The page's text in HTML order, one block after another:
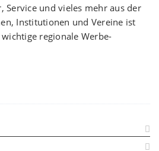
Service und vieles mehr aus der
Institutionen und Vereine ist
wichtige regionale Werbe-